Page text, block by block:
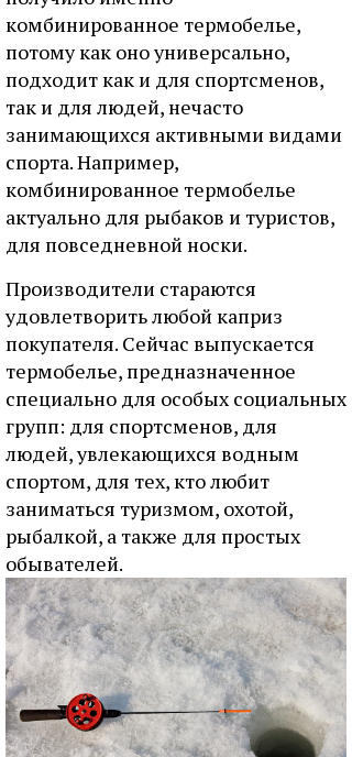
комбинированное термобелье,
потому как оно универсально,
подходит как и для спортсменов,
так и для людей, нечасто
занимающихся активными видами
спорта. Например,
комбинированное термобелье
актуально для рыбаков и туристов,
для повседневной носки.
Производители стараются
удовлетворить любой каприз
покупателя. Сейчас выпускается
термобелье, предназначенное
специально для особых социальных
групп: для спортсменов, для
людей, увлекающихся водным
спортом, для тех, кто любит
заниматься туризмом, охотой,
рыбалкой, а также для простых
обывателей.